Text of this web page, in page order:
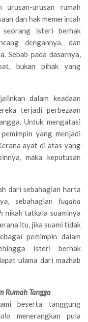
urusan-urusan rumah
dan hak memerintah
isteri berhak
dengannya, dan
Sebab pada dasarnya,
bukan pihak yang
dalam keadaan
terjadi perbezaan
Untuk mengatasi
yang menjadi
ayat di atas yang
maka keputusan
dari sebahagian harta
sebahagian fuqaha
nikah tatkala suaminya
itu, jika suami tidak
pemimpin dalam
isteri berhak
ulama dari mazhab
Rumah Tangga
beserta tanggung
menerangkan pula